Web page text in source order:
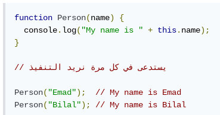
function Person(name)
{
  console
. log( "My name is " + this. name);
}
// يستدعى في كل مرة نريد التنفيذ
Person( "Emad");
// My name is Emad
Person( "Bilal"); // My name is Bilal